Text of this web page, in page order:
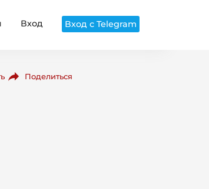
Вход Вход с Telegram
Поделиться